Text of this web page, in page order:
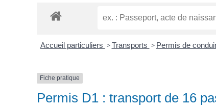
Accueil particuliers > Transports > Permis de
Fiche pratique
Permis D1 : transport de 16